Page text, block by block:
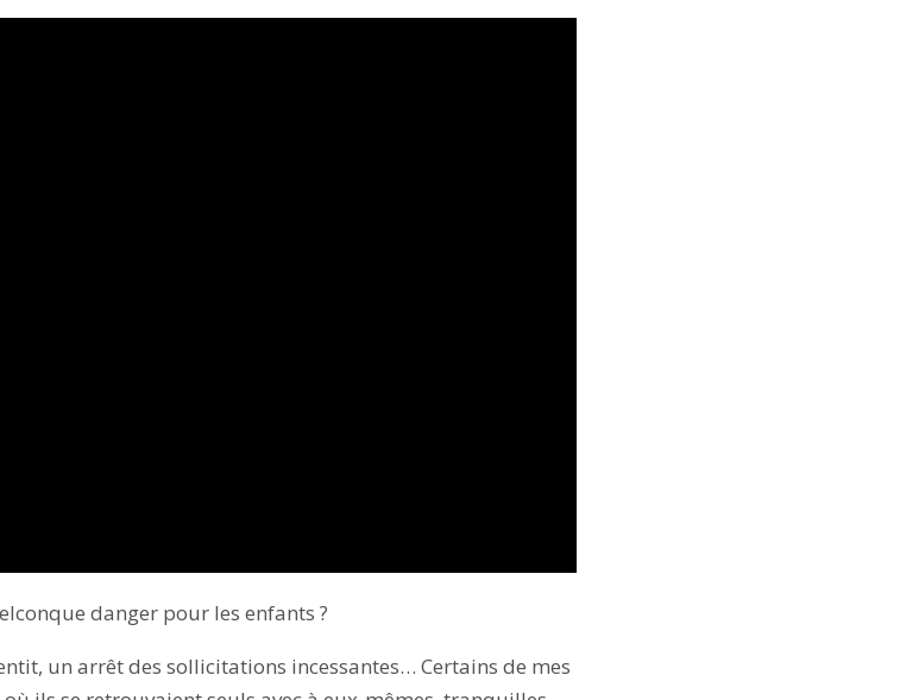
danger pour les enfants ?
un arrêt des sollicitations incessantes… Certains de mes